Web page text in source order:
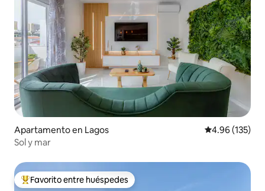
Apartamento en Lagos Calificación
4.96 (135)
Sol y mar
Favorito entre huéspedes preferido
Favorito entre huéspedes